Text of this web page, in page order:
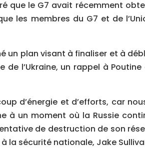
que le G7 avait récemment
les membres du G7 et de
un plan visant à finaliser et à
l’Ukraine, un rappel à
d’énergie et d’efforts, car
à un moment où la Russie
de destruction de son
la sécurité nationale, Jake